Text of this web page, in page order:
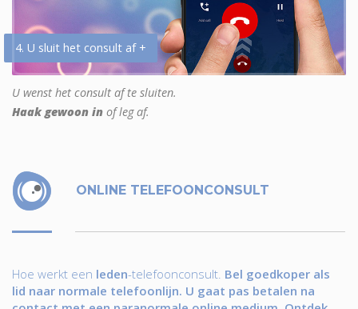
4. U sluit het consult af +
U wenst het consult af te sluiten.
Haak gewoon in of leg af.
ONLINE TELEFOONCONSULT
Hoe werkt een leden-telefoonconsult. Bel goedkoper als
lid naar normale telefoonlijn. U gaat pas betalen na